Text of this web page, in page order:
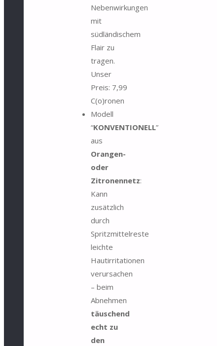
Nebenwirkungen
mit
südländischem
Flair zu
tragen.
Unser
Preis: 7,99
C(o)ronen
Modell
“KONVENTIONELL”
aus
Orangen-
oder
Zitronennetz:
Kann
zusätzlich
durch
Spritzmittelreste
leichte
Hautirritationen
verursachen
– beim
Abnehmen
täuschend
echt zu
den